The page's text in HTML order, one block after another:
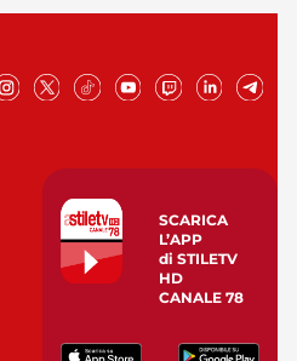
SCARICA
L’APP
di STILETV
HD
CANALE 78